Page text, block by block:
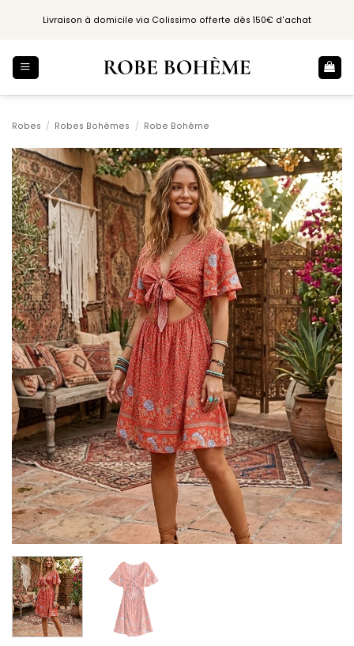
Livraison à domicile via Colissimo offerte dès 150€ d'achat
Robes / Robes Bohèmes / Robe Bohème